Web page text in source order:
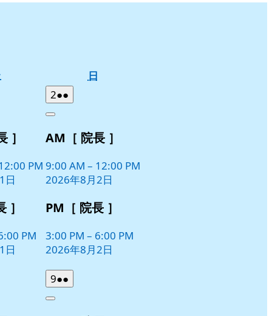
土
日
］
PM
日
］
PM
日
22026
年
月
日
●●
件
イ
ン
ト)
Close
AM［ 院長 ］
9:00 AM – 12:00 PM
2026年8月2日
PM［ 院長 ］
3:00 PM – 6:00 PM
2026年8月2日
92026
年
●●
件
Close